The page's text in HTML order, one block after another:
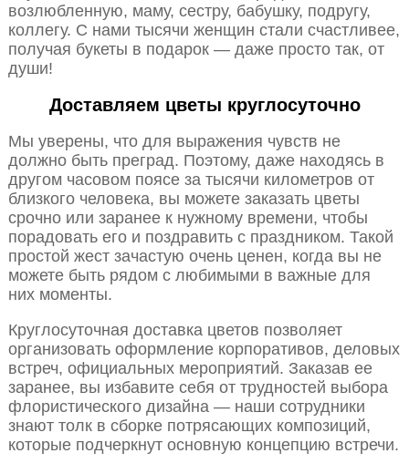
возлюбленную, маму, сестру, бабушку, подругу,
коллегу. С нами тысячи женщин стали счастливее,
получая букеты в подарок — даже просто так, от
души!
Доставляем цветы круглосуточно
Мы уверены, что для выражения чувств не
должно быть преград. Поэтому, даже находясь в
другом часовом поясе за тысячи километров от
близкого человека, вы можете заказать цветы
срочно или заранее к нужному времени, чтобы
порадовать его и поздравить с праздником. Такой
простой жест зачастую очень ценен, когда вы не
можете быть рядом с любимыми в важные для
них моменты.
Круглосуточная доставка цветов позволяет
организовать оформление корпоративов, деловых
встреч, официальных мероприятий. Заказав ее
заранее, вы избавите себя от трудностей выбора
флористического дизайна — наши сотрудники
знают толк в сборке потрясающих композиций,
которые подчеркнут основную концепцию встречи.